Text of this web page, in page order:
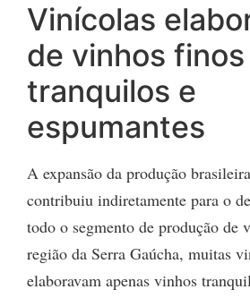
Vinícolas
de vinhos finos
tranquilos e
espumantes
A expansão da produção
contribuiu indiretamente para o
todo o segmento de produção de
região da Serra Gaúcha, muitas
elaboravam apenas vinhos